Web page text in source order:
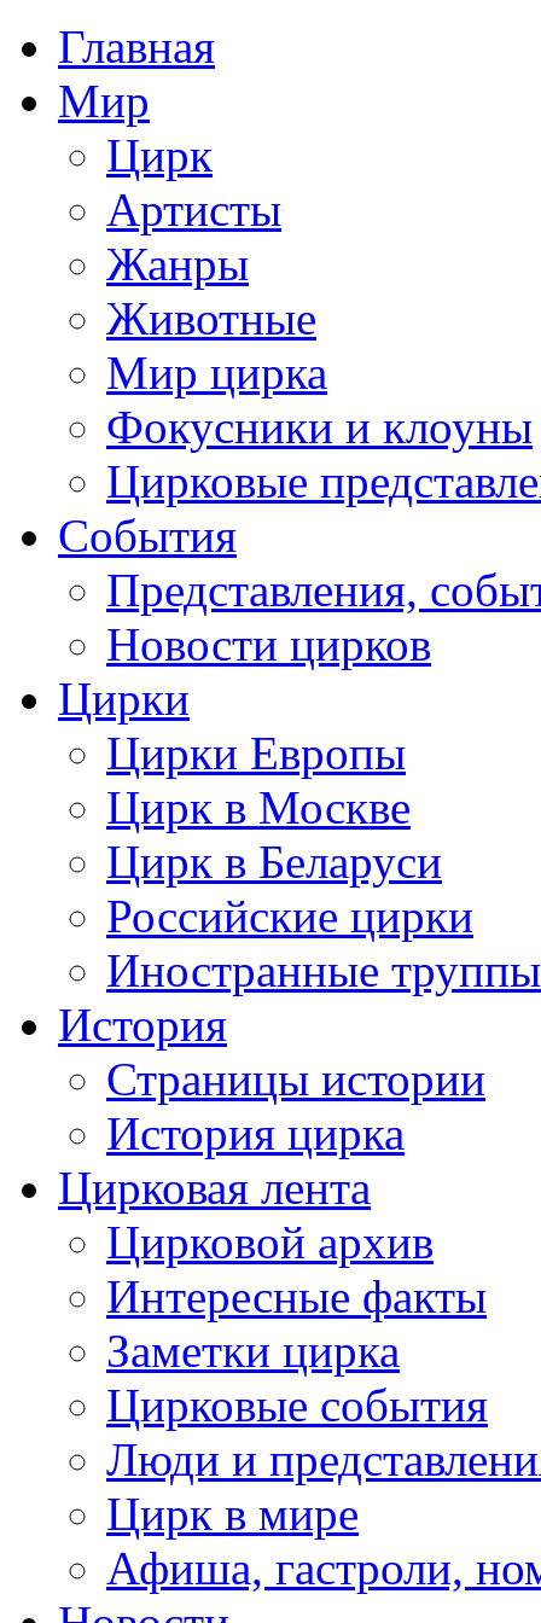
Главная
Мир
Цирк
Артисты
Жанры
Животные
Мир цирка
Фокусники и клоуны
Цирковые
События
Представления,
Новости цирков
Цирки
Цирки Европы
Цирк в Москве
Цирк в Беларуси
Российские цирки
Иностранные труппы
История
Страницы истории
История цирка
Цирковая лента
Цирковой архив
Интересные факты
Заметки цирка
Цирковые события
Люди и
Цирк в мире
Афиша, гастроли,